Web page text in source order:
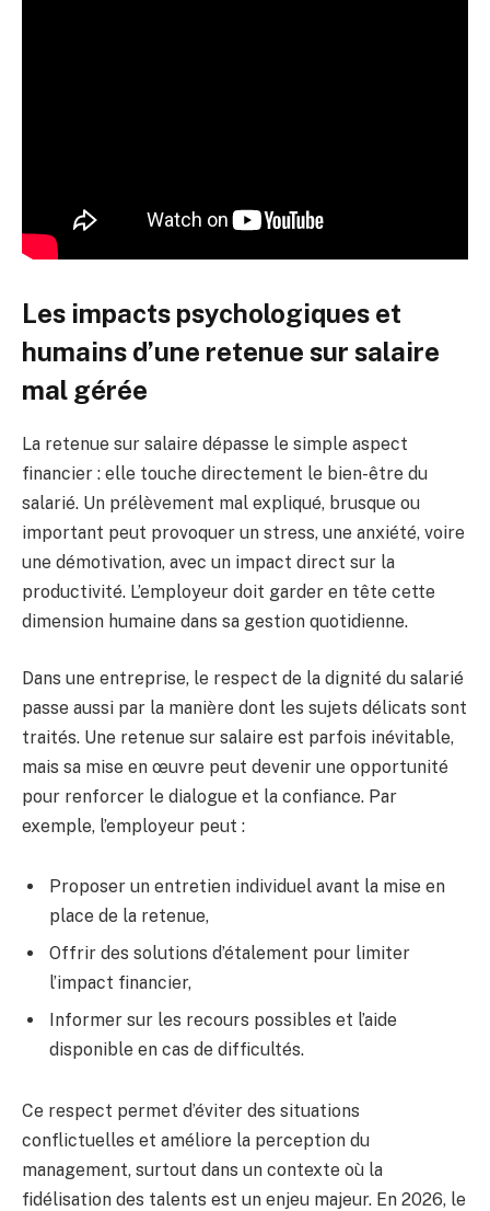
Les impacts psychologiques et
humains d’une retenue sur salaire
mal gérée
La retenue sur salaire dépasse le simple aspect
financier : elle touche directement le bien-être du
salarié. Un prélèvement mal expliqué, brusque ou
important peut provoquer un stress, une anxiété, voire
une démotivation, avec un impact direct sur la
productivité. L’employeur doit garder en tête cette
dimension humaine dans sa gestion quotidienne.
Dans une entreprise, le respect de la dignité du salarié
passe aussi par la manière dont les sujets délicats sont
traités. Une retenue sur salaire est parfois inévitable,
mais sa mise en œuvre peut devenir une opportunité
pour renforcer le dialogue et la confiance. Par
exemple, l’employeur peut :
Proposer un entretien individuel avant la mise en
place de la retenue,
Offrir des solutions d’étalement pour limiter
l’impact financier,
Informer sur les recours possibles et l’aide
disponible en cas de difficultés.
Ce respect permet d’éviter des situations
conflictuelles et améliore la perception du
management, surtout dans un contexte où la
fidélisation des talents est un enjeu majeur. En 2026, le